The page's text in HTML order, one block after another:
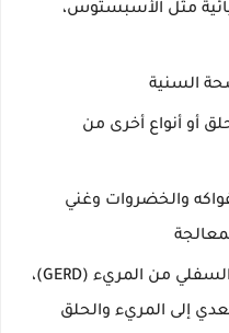
مثل الأسبستوس،
السنية
أو أنواع أخرى من
والخضروات وغني
الإصابة بمرض انسداد الجزء السفلي من المريء (GERD)،
إلى المريء والحلق